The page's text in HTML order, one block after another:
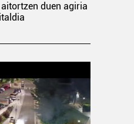
duen agiria